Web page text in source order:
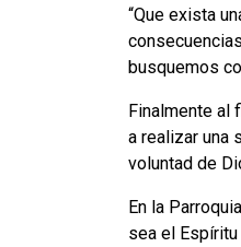
“Que exista
busquemos
Finalmente al
a realizar una
voluntad de
En la
sea el